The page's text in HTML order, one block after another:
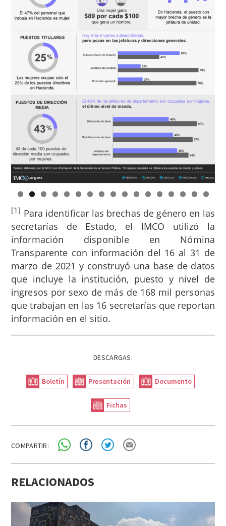
[1] Para identificar las brechas de género en las
secretarías de Estado, el IMCO utilizó la
información disponible en Nómina
Transparente con información del 16 al 31 de
marzo de 2021 y construyó una base de datos
que incluye la institución, puesto y nivel de
ingresos por sexo de más de 168 mil personas
que trabajan en las 16 secretarías que reportan
información en el sitio.
DESCARGAS:
Boletín Presentación Documento
Fichas
COMPARTIR:
RELACIONADOS